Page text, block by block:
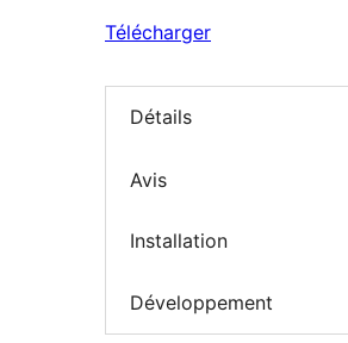
Télécharger
Détails
Avis
Installation
Développement